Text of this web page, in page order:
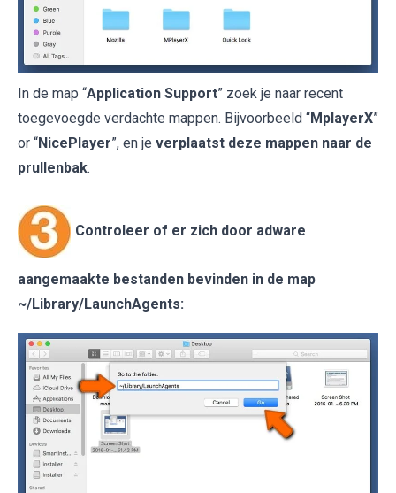
In de map “Application Support” zoek je naar recent
toegevoegde verdachte mappen. Bijvoorbeeld “MplayerX”
or “NicePlayer”, en je verplaatst deze mappen naar de
prullenbak.
Controleer of er zich door adware
aangemaakte bestanden bevinden in de map
~/Library/LaunchAgents: